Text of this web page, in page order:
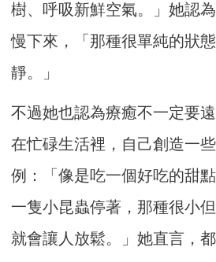
樹、呼吸新鮮空氣。」她認
慢下來，「那種很單純的狀
靜。」
不過她也認為療癒不一定要
在忙碌生活裡，自己創造一
例：「像是吃一個好吃的甜
一隻小昆蟲停著，那種很小
就會讓人放鬆。」她直言，